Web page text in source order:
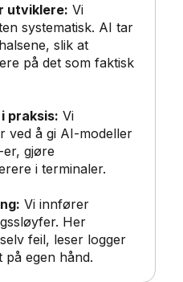
utviklere: Vi
systematisk. AI tar
slik at
på det som faktisk
praksis: Vi
ved å gi AI-modeller
gjøre
i terminaler.
Vi innfører
Her
feil, leser logger
egen hånd.